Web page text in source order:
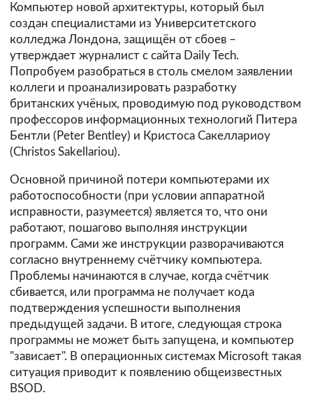
Компьютер новой архитектуры, который был
создан специалистами из Университетского
колледжа Лондона, защищён от сбоев –
утверждает журналист с сайта Daily Tech.
Попробуем разобраться в столь смелом заявлении
коллеги и проанализировать разработку
британских учёных, проводимую под руководством
профессоров информационных технологий Питера
Бентли (Peter Bentley) и Кристоса Сакеллариоу
(Christos Sakellariou).
Основной причиной потери компьютерами их
работоспособности (при условии аппаратной
исправности, разумеется) является то, что они
работают, пошагово выполняя инструкции
программ. Сами же инструкции разворачиваются
согласно внутреннему счётчику компьютера.
Проблемы начинаются в случае, когда счётчик
сбивается, или программа не получает кода
подтверждения успешности выполнения
предыдущей задачи. В итоге, следующая строка
программы не может быть запущена, и компьютер
"зависает". В операционных системах Microsoft такая
ситуация приводит к появлению общеизвестных
BSOD.